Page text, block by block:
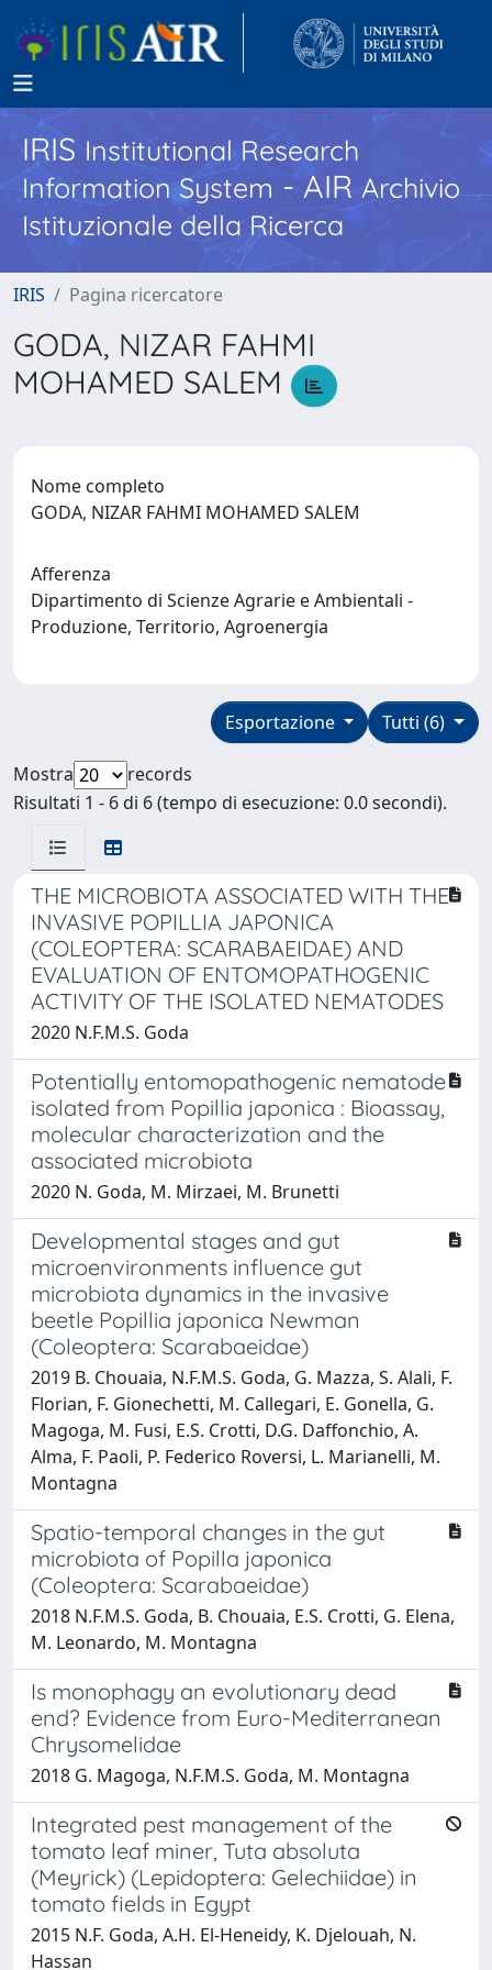
IRISInstitutional Research
Information System - AIR Archivio
Istituzionale della Ricerca
IRIS Pagina ricercatore
GODA, NIZAR FAHMI
MOHAMED SALEM
Nome completo
GODA, NIZAR FAHMI MOHAMED SALEM
Afferenza
Dipartimento di Scienze Agrarie e Ambientali -
Produzione, Territorio, Agroenergia
Tutti (6)
Esportazione
Mostra
records
Risultati 1 - 6 di 6 (tempo di esecuzione: 0.0 secondi).
THE MICROBIOTA ASSOCIATED WITH THE
INVASIVE POPILLIA JAPONICA
(COLEOPTERA: SCARABAEIDAE) AND
EVALUATION OF ENTOMOPATHOGENIC
ACTIVITY OF THE ISOLATED NEMATODES
2020 N.F.M.S. Goda
Potentially entomopathogenic nematode
isolated from Popillia japonica : Bioassay,
molecular characterization and the
associated microbiota
2020 N. Goda, M. Mirzaei, M. Brunetti
Developmental stages and gut
microenvironments influence gut
microbiota dynamics in the invasive
beetle Popillia japonica Newman
(Coleoptera: Scarabaeidae)
2019 B. Chouaia, N.F.M.S. Goda, G. Mazza, S. Alali, F.
Florian, F. Gionechetti, M. Callegari, E. Gonella, G.
Magoga, M. Fusi, E.S. Crotti, D.G. Daffonchio, A.
Alma, F. Paoli, P. Federico Roversi, L. Marianelli, M.
Montagna
Spatio-temporal changes in the gut
microbiota of Popilla japonica
(Coleoptera: Scarabaeidae)
2018 N.F.M.S. Goda, B. Chouaia, E.S. Crotti, G. Elena,
M. Leonardo, M. Montagna
Is monophagy an evolutionary dead
end? Evidence from Euro-Mediterranean
Chrysomelidae
2018 G. Magoga, N.F.M.S. Goda, M. Montagna
Integrated pest management of the
tomato leaf miner, Tuta absoluta
(Meyrick) (Lepidoptera: Gelechiidae) in
tomato fields in Egypt
2015 N.F. Goda, A.H. El-Heneidy, K. Djelouah, N.
Hassan